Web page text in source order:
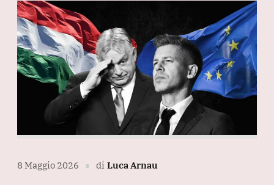
8 Maggio 2026 ∎ di Luca Arnau